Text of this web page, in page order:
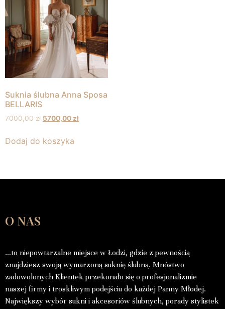
Suknia ślubna Anna Sposa
BELLARIS
7000,00zł 5700,00zł
Dodaj do koszyka
O NAS
…to niepowtarzalne miejsce w Łodzi, gdzie z pewnością
znajdziesz swoją wymarzoną suknię ślubną. Mnóstwo
zadowolonych Klientek przekonało się o profesjonalizmie
naszej firmy i troskliwym podejściu do każdej Panny Młodej.
Największy wybór sukni i akcesoriów ślubnych, porady stylistek